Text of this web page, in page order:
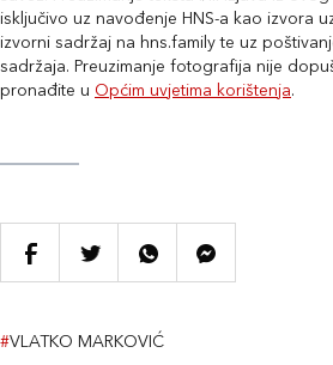
isključivo uz navođenje HNS-a kao izvora
izvorni sadržaj na hns.family te uz
sadržaja. Preuzimanje fotografija nije
pronađite u Općim uvjetima korištenja.
#VLATKO MARKOVIĆ